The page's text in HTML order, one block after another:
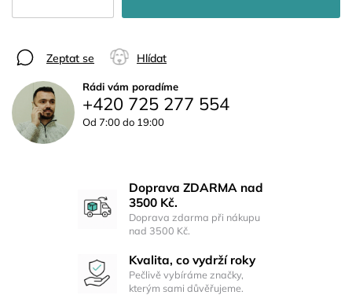
Zeptat se Hlídat
Rádi vám poradíme
+420 725 277 554
Od 7:00 do 19:00
Doprava ZDARMA nad
3500 Kč.
Doprava zdarma při nákupu
nad 3500 Kč.
Kvalita, co vydrží roky
Pečlivě vybíráme značky,
kterým sami důvěřujeme.